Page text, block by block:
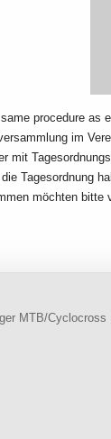
procedure as
im
mit
Tagesordnung
möchten
MTB/Cyclocross